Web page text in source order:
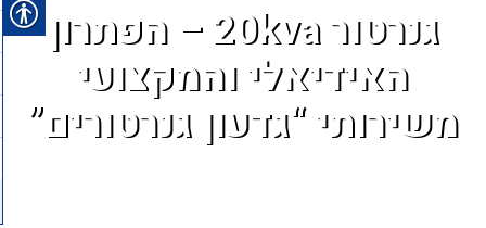
גנרטור 20kva – הפתרון
האידיאלי והמקצועי
משירותי “גדעון גנרטורים”